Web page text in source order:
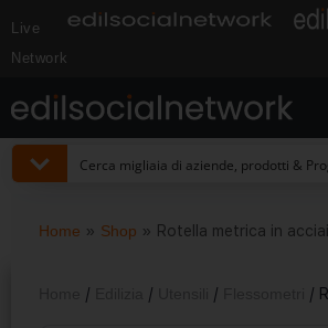
Live
Network
Home » Shop » Rotella metrica in
/ / / /